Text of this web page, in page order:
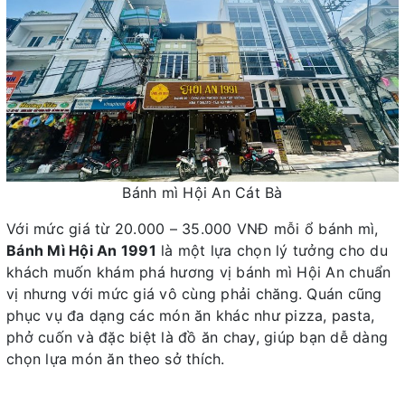
Bánh mì Hội An Cát Bà
Với mức giá từ 20.000 – 35.000 VNĐ mỗi ổ bánh mì,
Bánh Mì Hội An 1991 là một lựa chọn lý tưởng cho du
khách muốn khám phá hương vị bánh mì Hội An chuẩn
vị nhưng với mức giá vô cùng phải chăng. Quán cũng
phục vụ đa dạng các món ăn khác như pizza, pasta,
phở cuốn và đặc biệt là đồ ăn chay, giúp bạn dễ dàng
chọn lựa món ăn theo sở thích.